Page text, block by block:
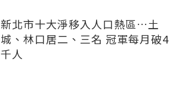
新北市十大淨移入人口熱區…土
城、林口居二、三名 冠軍每月破4
千人